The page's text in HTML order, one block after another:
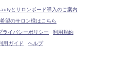
とサロンボード導入のご案内
望のサロン様はこちら
ライバシーポリシー
利用規約
用ガイド
ヘルプ